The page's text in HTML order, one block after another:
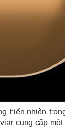
hiển nhiên
cung cấp